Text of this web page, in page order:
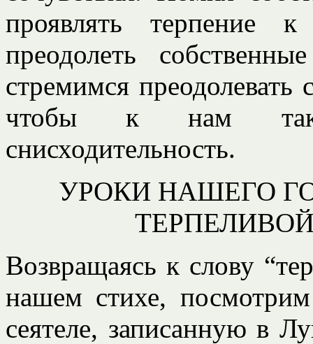
проявлять терпение
преодолеть
стремимся
чтобы к нам
снисходительность.
УРОКИ НАШЕГО
Возвращаясь к слову
нашем стихе,
сеятеле, записанную в